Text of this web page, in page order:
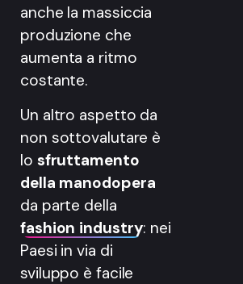
anche la massiccia
produzione che
aumenta a ritmo
costante.
Un altro aspetto da
non sottovalutare è
lo sfruttamento
della manodopera
da parte della
fashion industry: nei
Paesi in via di
sviluppo è facile